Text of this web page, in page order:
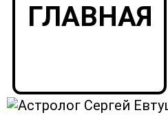
ГЛАВНАЯ